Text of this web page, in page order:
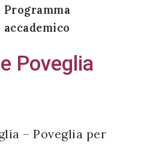
Programma
accademico
Poveglia
– Poveglia per